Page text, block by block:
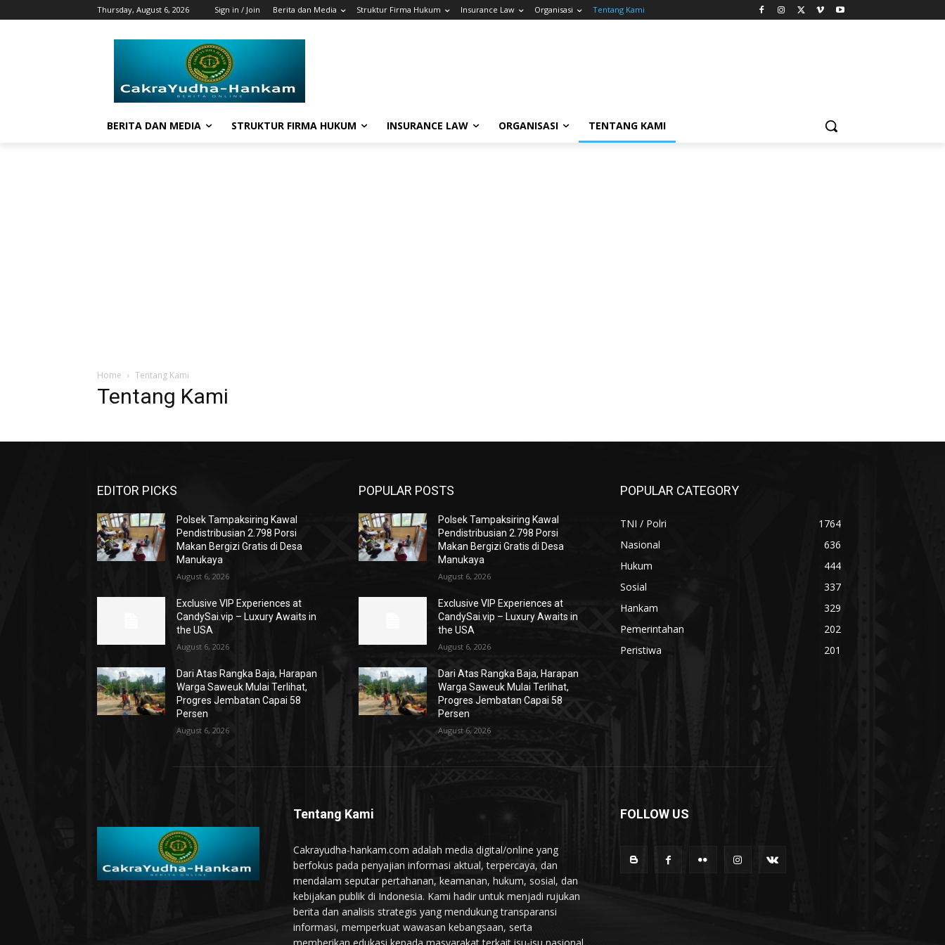
Thursday, August 6, 2026 Sign in / Join Berita dan Media Struktur Firma Hukum Insurance Law Organisasi Tentang Kami
BERITA DAN MEDIA STRUKTUR FIRMA HUKUM INSURANCE LAW ORGANISASI TENTANG KAMI
Home Tentang Kami
Tentang Kami
EDITOR PICKS
Polsek Tampaksiring Kawal
Pendistribusian 2.798 Porsi
Makan Bergizi Gratis di Desa
Manukaya
August 6, 2026
Exclusive VIP Experiences at
CandySai.vip – Luxury Awaits in
the USA
August 6, 2026
Dari Atas Rangka Baja, Harapan
Warga Saweuk Mulai Terlihat,
Progres Jembatan Capai 58
Persen
August 6, 2026
POPULAR POSTS
Polsek Tampaksiring Kawal
Pendistribusian 2.798 Porsi
Makan Bergizi Gratis di Desa
Manukaya
August 6, 2026
Exclusive VIP Experiences at
CandySai.vip – Luxury Awaits in
the USA
August 6, 2026
Dari Atas Rangka Baja, Harapan
Warga Saweuk Mulai Terlihat,
Progres Jembatan Capai 58
Persen
August 6, 2026
POPULAR CATEGORY
TNI / Polri
1764
Nasional
636
Hukum
444
Sosial
337
Hankam
329
Pemerintahan
202
Peristiwa
201
Tentang Kami
Cakrayudha-hankam.com adalah media digital/online yang
berfokus pada penyajian informasi aktual, terpercaya, dan
mendalam seputar pertahanan, keamanan, hukum, sosial, dan
kebijakan publik di Indonesia. Kami hadir untuk menjadi rujukan
berita dan analisis strategis yang mendukung transparansi
informasi, memperkuat wawasan kebangsaan, serta
FOLLOW US